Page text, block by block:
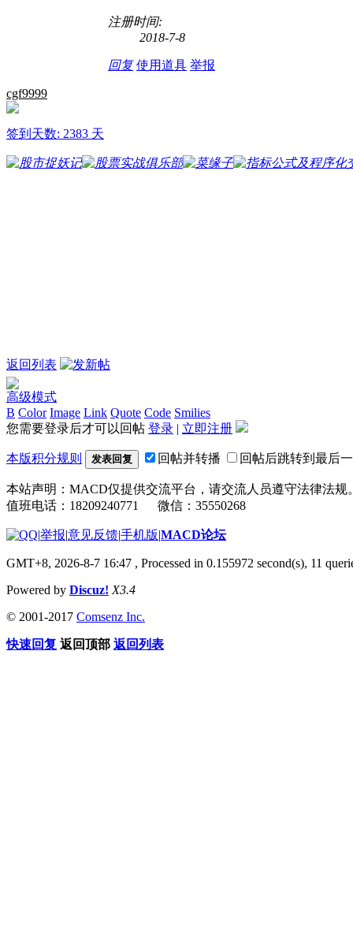
注册时间:
2018-7-8
回复 使用道具 举报
cgf9999
签到天数: 2383 天
返回列表
高级模式
B Color Image Link Quote Code Smilies
您需要登录后才可以回帖 登录 | 立即注册
本版积分规则 发表回复 回帖并转播 回帖后跳转到最后
本站声明：MACD仅提供交流平台，请交流人员遵守法律法规
值班电话：18209240771 微信：35550268
|举报|意见反馈|手机版|MACD论坛
GMT+8, 2026-8-7 16:47 , Processed in 0.155972 second(s), 11
Powered by Discuz! X3.4
© 2001-2017 Comsenz Inc.
快速回复 返回顶部 返回列表